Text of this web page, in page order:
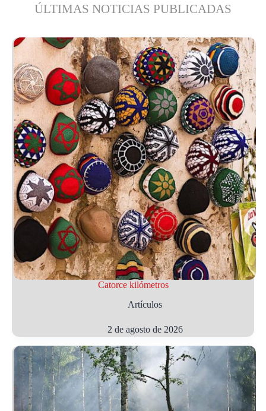
ÚLTIMAS NOTICIAS PUBLICADAS
Catorce kilómetros
Artículos
2 de agosto de 2026